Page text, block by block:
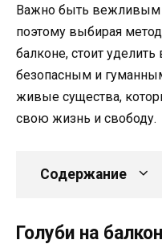
Важно быть вежливым
поэтому выбирая
балконе, стоит
безопасным и
живые существа,
свою жизнь и свободу.
Содержание
Голуби на